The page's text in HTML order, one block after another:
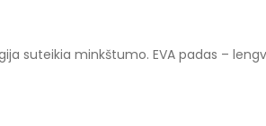
suteikia minkštumo. EVA padas –